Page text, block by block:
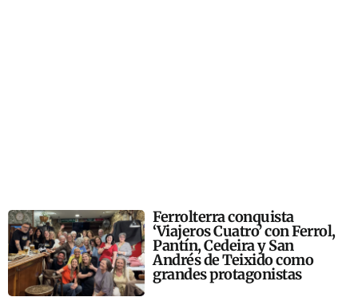
Ferrolterra conquista
‘Viajeros Cuatro’ con Ferrol,
Pantín, Cedeira y San
Andrés de Teixido como
grandes protagonistas